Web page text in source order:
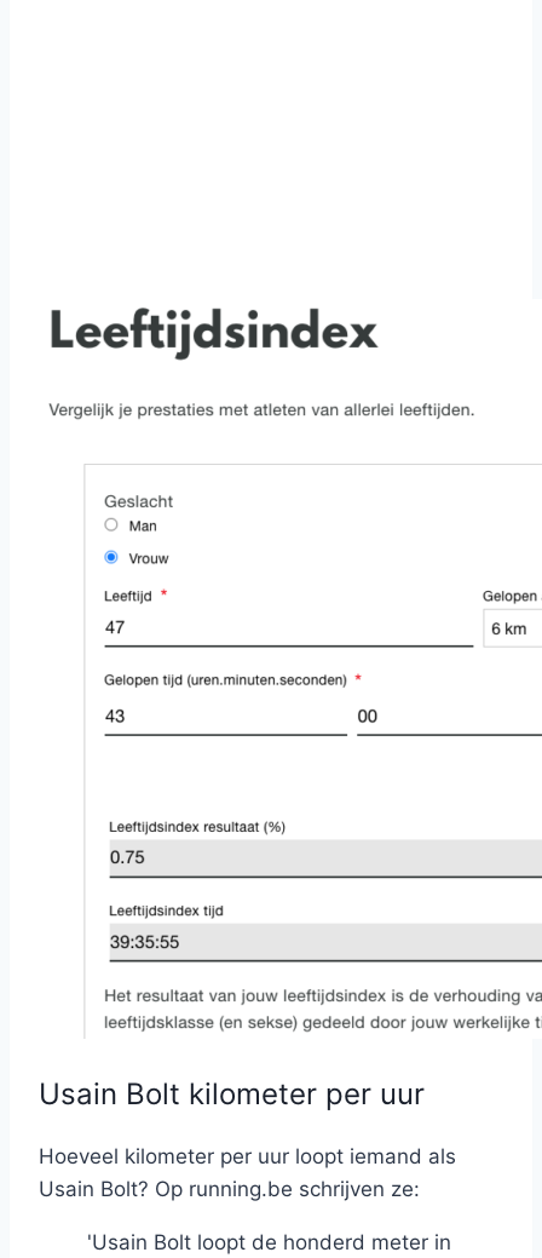
Usain Bolt kilometer per uur
Hoeveel kilometer per uur loopt iemand als
Usain Bolt? Op running.be schrijven ze:
'Usain Bolt loopt de honderd meter in